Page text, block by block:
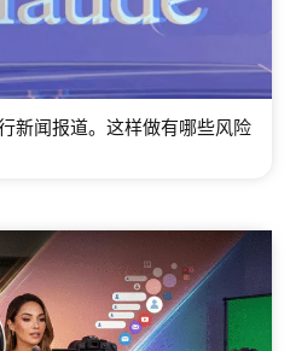
新闻报道。这样做有哪些风险